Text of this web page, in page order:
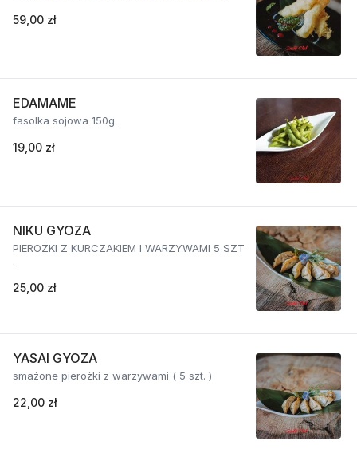
59,00 zł
EDAMAME
fasolka sojowa 150g.
19,00 zł
NIKU GYOZA
PIEROŻKI Z KURCZAKIEM I WARZYWAMI 5 SZT
.
25,00 zł
YASAI GYOZA
smażone pierożki z warzywami ( 5 szt. )
22,00 zł